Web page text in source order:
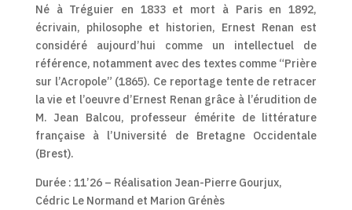
Né à Tréguier en 1833 et mort à Paris en 1892,
écrivain, philosophe et historien, Ernest Renan est
considéré aujourd’hui comme un intellectuel de
référence, notamment avec des textes comme “Prière
sur l’Acropole” (1865). Ce reportage tente de retracer
la vie et l’oeuvre d’Ernest Renan grâce à l’érudition de
M. Jean Balcou, professeur émérite de littérature
française à l’Université de Bretagne Occidentale
(Brest).
Durée : 11’26 – Réalisation Jean-Pierre Gourjux,
Cédric Le Normand et Marion Grénès